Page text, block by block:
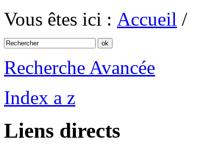
Vous êtes ici : Accueil /
Recherche Avancée
Index a z
Liens directs